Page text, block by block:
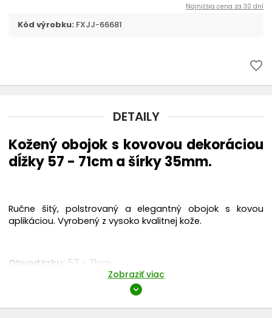
Dvierka
Náhubky
Oblečenie chevron_right
Topánky
Búdy
Najnižšia cena za 30 dní
Kód výrobku: FXJJ-66681
favorite_border
DETAILY
Kožený obojok s kovovou dekoráciou
dĺžky 57 - 71cm a šírky 35mm.
Ručne šitý, polstrovaný a elegantný obojok s kovou
aplikáciou. Vyrobený z vysoko kvalitnej kože.
Obvod krku: 57 - 71cm
Zobraziť viac
expand_more